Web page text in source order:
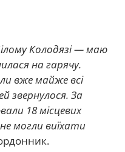
Колодязі — маю
на гарячу.
вже майже всі
звернулося. За
18 місцевих
могли виїхати